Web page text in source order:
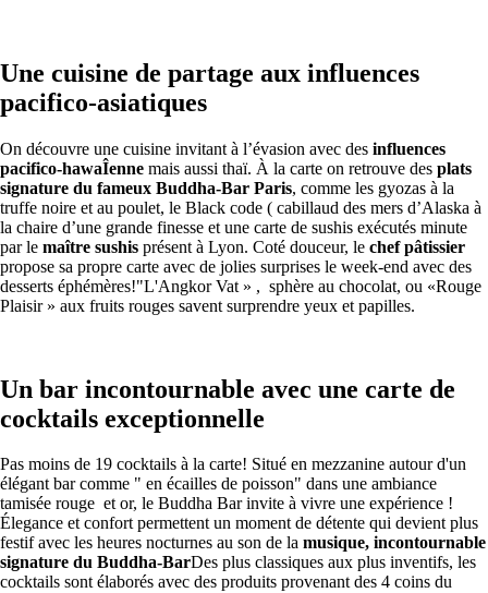
Une cuisine de partage aux influences
pacifico-asiatiques
On découvre une cuisine invitant à l’évasion avec des influences
pacifico-hawaÎenne mais aussi thaï. À la carte on retrouve des plats
signature du fameux Buddha-Bar Paris, comme les gyozas à la
truffe noire et au poulet, le Black code ( cabillaud des mers d’Alaska à
la chaire d’une grande finesse et une carte de sushis exécutés minute
par le maître sushis présent à Lyon. Coté douceur, le chef pâtissier
propose sa propre carte avec de jolies surprises le week-end avec des
desserts éphémères!"L'Angkor Vat » , sphère au chocolat, ou «Rouge
Plaisir » aux fruits rouges savent surprendre yeux et papilles.
Un bar incontournable avec une carte de
cocktails exceptionnelle
Pas moins de 19 cocktails à la carte! Situé en mezzanine autour d'un
élégant bar comme " en écailles de poisson" dans une ambiance
tamisée rouge et or, le Buddha Bar invite à vivre une expérience !
Élegance et confort permettent un moment de détente qui devient plus
festif avec les heures nocturnes au son de la musique, incontournable
signature du Buddha-BarDes plus classiques aux plus inventifs, les
cocktails sont élaborés avec des produits provenant des 4 coins du